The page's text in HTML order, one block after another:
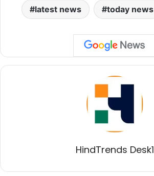
latest news today news
HindTrends Desk1